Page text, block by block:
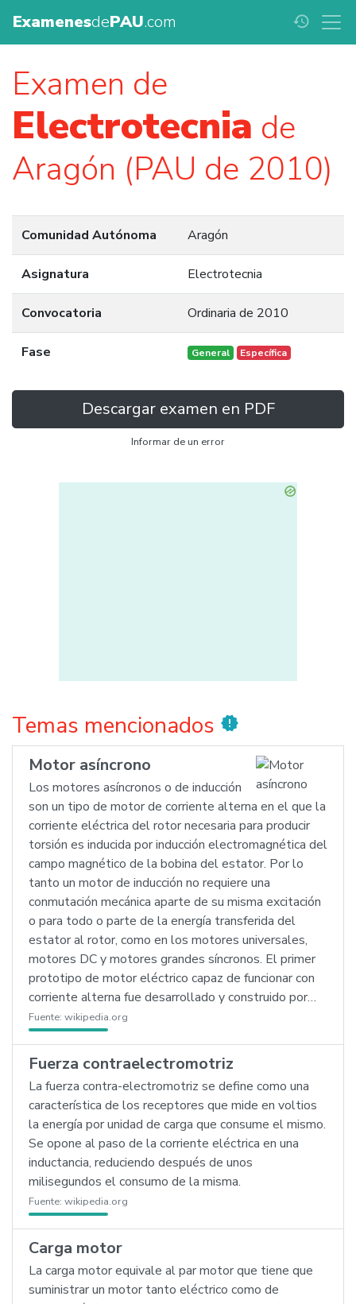
ExamenesdePAU.com history
Examen de
Electrotecnia de
Aragón (PAU de 2010)
Comunidad Autónoma Aragón
Asignatura Electrotecnia
Convocatoria Ordinaria de 2010
Fase General Específica
Descargar examen en PDF
Informar de un error
Temas mencionados new_releases
Motor asíncrono
Los motores asíncronos o de inducción
son un tipo de motor de corriente alterna en el que la
corriente eléctrica del rotor necesaria para producir
torsión es inducida por inducción electromagnética del
campo magnético de la bobina del estator. Por lo
tanto un motor de inducción no requiere una
conmutación mecánica aparte de su misma excitación
o para todo o parte de la energía transferida del
estator al rotor, como en los motores universales,
motores DC y motores grandes síncronos. El primer
prototipo de motor eléctrico capaz de funcionar con
corriente alterna fue desarrollado y construido por…
Fuente: wikipedia.org
Fuerza contraelectromotriz
La fuerza contra-electromotriz se define como una
característica de los receptores que mide en voltios
la energía por unidad de carga que consume el mismo.
Se opone al paso de la corriente eléctrica en una
inductancia, reduciendo después de unos
milisegundos el consumo de la misma.
Fuente: wikipedia.org
Carga motor
La carga motor equivale al par motor que tiene que
suministrar un motor tanto eléctrico como de